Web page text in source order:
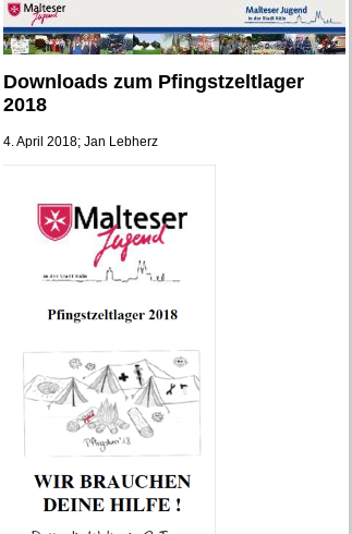
Downloads zum Pfingstzeltlager
2018
4. April 2018; Jan Lebherz